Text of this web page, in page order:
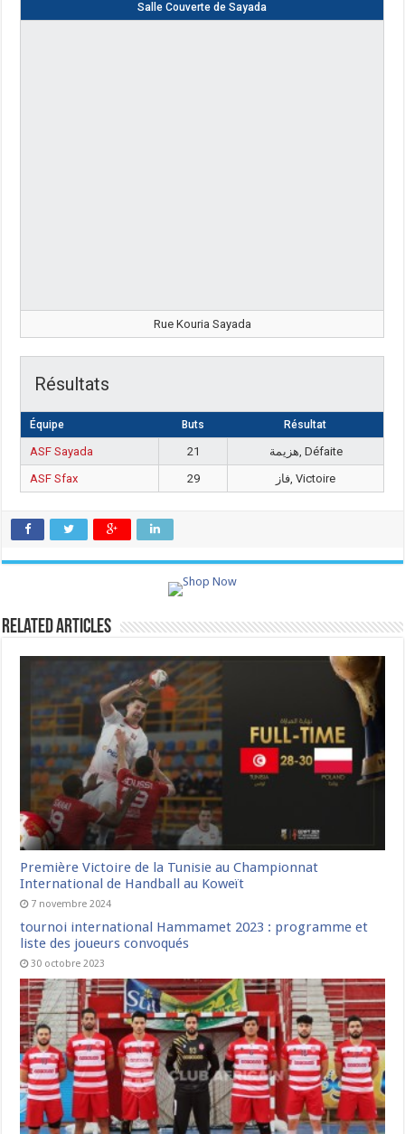
Salle Couverte de Sayada
Rue Kouria Sayada
Résultats
Équipe Buts Résultat
ASF Sayada 21
هزيمة, Défaite
ASF Sfax
29 فاز, Victoire
Related Articles
Première Victoire de la Tunisie au Championnat
International de Handball au Koweït
7 novembre 2024
tournoi international Hammamet 2023 : programme et
liste des joueurs convoqués
30 octobre 2023